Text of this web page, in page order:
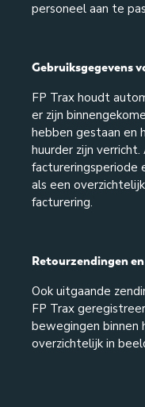
personeel aan te
Gebruiksgegevens
FP Trax houdt
er zijn
hebben gestaan en
huurder zijn
factureringsperiode
als een
facturering.
Retourzendingen
Ook uitgaande
FP Trax
bewegingen
overzichtelijk in